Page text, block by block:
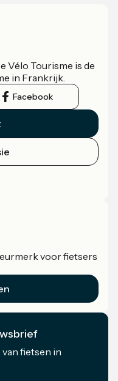
Vélo Tourisme is de
in Frankrijk.
Facebook
voor fietsers
van fietsen in